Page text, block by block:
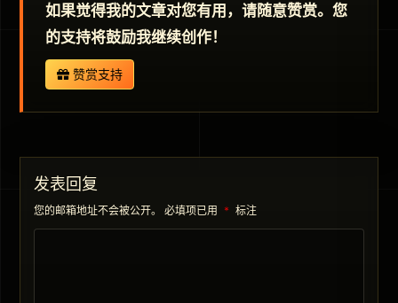
如果觉得我的文章对您有用，请随意赞赏。您
的支持将鼓励我继续创作！
赞赏支持
发表回复
您的邮箱地址不会被公开。 必填项已用 * 标注